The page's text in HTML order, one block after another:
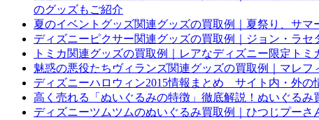
のグッズもご紹介
夏のイベントグッズ関連グッズの買取例｜夏祭り、サ
ディズニーピクサー関連グッズの買取例｜ジョン・ラ
トミカ関連グッズの買取例｜レアなディズニー限定ト
魅惑の悪役たちヴィランズ関連グッズの買取例｜マレ
ディズニーハロウィン2015情報まとめ サイト内・外の
高く売れる「ぬいぐるみの特徴」徹底解説！ぬいぐる
ディズニーツムツムのぬいぐるみ買取例｜ひつじプー